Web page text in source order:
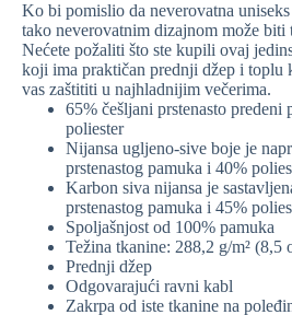
Ko bi pomislio da neverovatna uniseks
tako neverovatnim dizajnom može biti
Nećete požaliti što ste kupili ovaj
koji ima praktičan prednji džep i toplu
vas zaštititi u najhladnijim večerima.
65% češljani prstenasto predeni
poliester
Nijansa ugljeno-sive boje je
prstenastog pamuka i 40%
Karbon siva nijansa je
prstenastog pamuka i 45%
Spoljašnjost od 100% pamuka
Težina tkanine: 288,2 g/m² (8,5
Prednji džep
Odgovarajući ravni kabl
Zakrpa od iste tkanine na